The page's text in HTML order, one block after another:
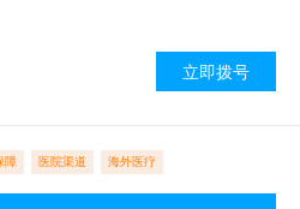
立即拨号
障 医院渠道 海外医疗